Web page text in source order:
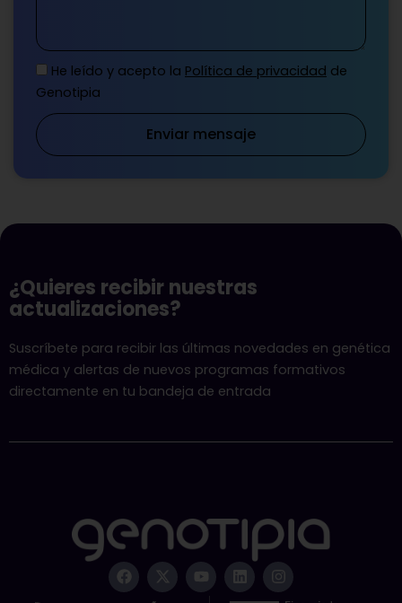
He leído y acepto la Política de privacidad de
Genotipia
Enviar mensaje
¿Quieres recibir nuestras
actualizaciones?
Suscríbete para recibir las últimas novedades en genética
médica y alertas de nuevos programas formativos
directamente en tu bandeja de entrada
F
a
c
X
-
t
Y
o
u
L
i
n
I
n
s